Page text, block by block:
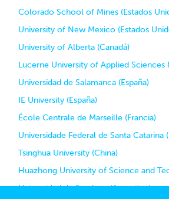
Colorado School of Mines (Estados
University of New Mexico (Estados
University of Alberta (Canadá)
Lucerne University of Applied Sciences
Universidad de Salamanca (España)
IE University (España)
École Centrale de Marseille (Francia)
Universidade Federal de Santa Catarina
Tsinghua University (China)
Huazhong University of Science and
Universidad de Favaloro (Argentina)